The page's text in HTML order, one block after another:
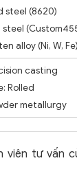
steel (8620)
alloy (Ni, W, Fe)
casting
Rolled
metallurgy
viên tư vấn